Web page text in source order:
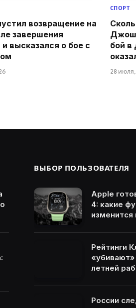
возвращение на
завершения
высказался о бое с
СПОРТ
бой
28
ВЫБОР ПОЛЬЗОВАТЕЛЯ
Apple
4: какие
изменится
Рейтинги
летней
России